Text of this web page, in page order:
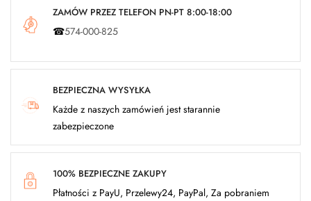
ZAMÓW PRZEZ TELEFON PN-PT 8:00-18:00
☎574-000-825
BEZPIECZNA WYSYŁKA
Każde z naszych zamówień jest starannie
zabezpieczone
100% BEZPIECZNE ZAKUPY
Płatności z PayU, Przelewy24, PayPal, Za pobraniem